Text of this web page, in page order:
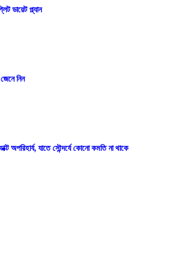
ডায়েট প্ল্যান
নিন
অপরিহার্য, যাতে সৌন্দর্যে কোনো কমতি না থাকে